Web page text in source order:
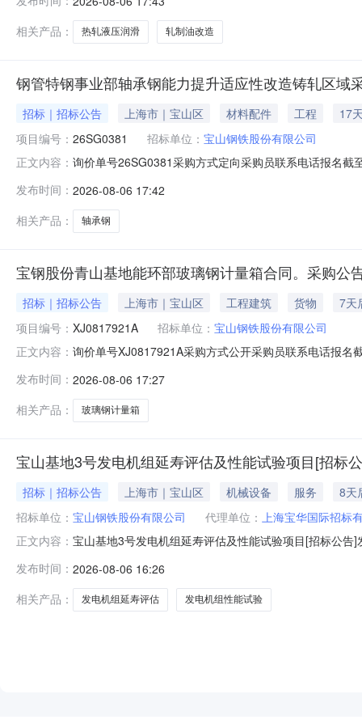
支撑辊平衡液压阀台；改造2#和3#卷取机共6套助卷辊
相关产品：
热轧液压润滑 轧制油改造
钢管特钢事业部轴承钢能力提升适应性改造铸轧区域
招标｜招标公告 上海市｜宝山区 材料配件 工程
17
项目编号： 26SG0381 招标单位： 宝山钢铁股份有限公司
正文内容： 询价单号26SG0381采购方式定向采购员联系电话报名
款：钢管特钢事业部轴承钢能力提升适应性改造项目铸
发布时间： 2026-08-06 17:42
相关产品：
轴承钢
宝钢股份青山基地能环部玻璃钢计量箱合同。采购公
招标｜招标公告 上海市｜宝山区 工程建筑 货物
7天
项目编号： XJ0817921A 招标单位： 宝山钢铁股份有限公司
正文内容： 询价单号XJ0817921A采购方式公开采购员联系电话报
理;原始制造厂:无;部件号:无;2.0piece2026-10-
发布时间： 2026-08-06 17:27
相关产品：
玻璃钢计量箱
宝山基地3号发电机组延寿评估及性能试验项目[招标
招标｜招标公告 上海市｜宝山区 机械设备 服务
8天
招标单位： 宝山钢铁股份有限公司 代理单位： 上海宝华国际招标
正文内容： 宝山基地3号发电机组延寿评估及性能试验项目[招标公
况与招标范围2.1项目地点：上海市宝山区富锦路宝山基
围：1）对
发布时间： 2026-08-06 16:26
相关产品：
发电机组延寿评估 发电机组性能试验